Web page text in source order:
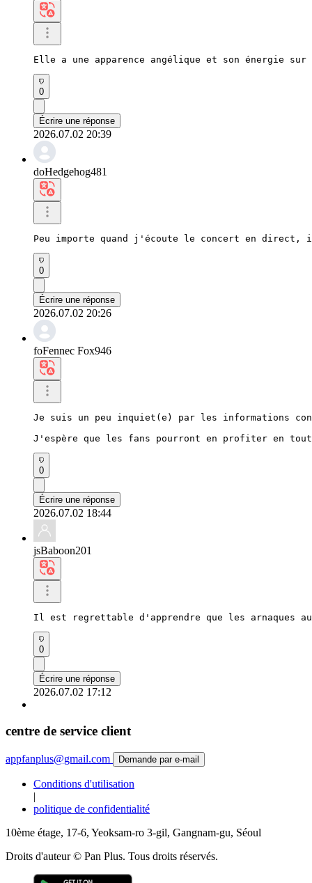
Elle a une apparence angélique et son énergie
0
Écrire une réponse
2026.07.02 20:39
doHedgehog481
Peu importe quand j'écoute le concert en
0
Écrire une réponse
2026.07.02 20:26
foFennec Fox946
Je suis un peu inquiet(e) par les informations
J'espère que les fans pourront en profiter en
0
Écrire une réponse
2026.07.02 18:44
jsBaboon201
Il est regrettable d'apprendre que les arnaques
0
Écrire une réponse
2026.07.02 17:12
centre de service client
appfanplus@gmail.com Demande par e-mail
Conditions d'utilisation
|
politique de confidentialité
10ème étage, 17-6, Yeoksam-ro 3-gil, Gangnam-gu, Séoul
Droits d'auteur © Pan Plus. Tous droits réservés.